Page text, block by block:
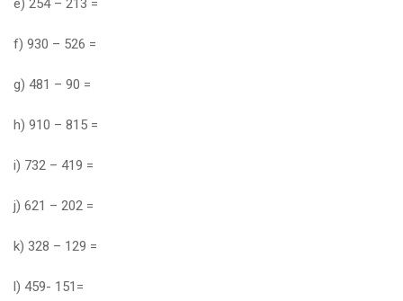
f) 930 – 526 =
g) 481 – 90 =
h) 910 – 815 =
i) 732 – 419 =
j) 621 – 202 =
k) 328 – 129 =
l) 459- 151=